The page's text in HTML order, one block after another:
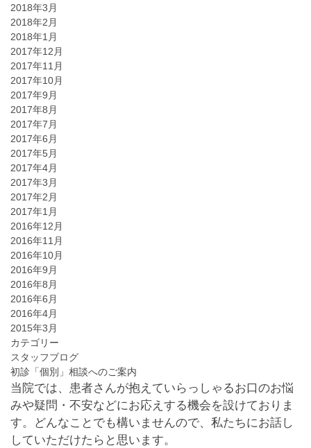
2018年3月
2018年2月
2018年1月
2017年12月
2017年11月
2017年10月
2017年9月
2017年8月
2017年7月
2017年6月
2017年5月
2017年4月
2017年3月
2017年2月
2017年1月
2016年12月
2016年11月
2016年10月
2016年9月
2016年8月
2016年6月
2016年4月
2015年3月
カテゴリー
スタッフブログ
初診「個別」相談へのご案内
当院では、患者さんが抱えていらっしゃるお口のお悩
みや疑問・不安などにお応えする機会を設けておりま
す。どんなことでも構いませんので、私たちにお話し
していただけたらと思います。